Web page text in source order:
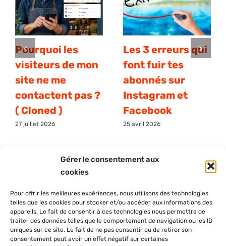
Gérer le consentement aux
cookies
Pour offrir les meilleures expériences, nous utilisons des technologies
telles que les cookies pour stocker et/ou accéder aux informations des
appareils. Le fait de consentir à ces technologies nous permettra de
traiter des données telles que le comportement de navigation ou les ID
uniques sur ce site. Le fait de ne pas consentir ou de retirer son
consentement peut avoir un effet négatif sur certaines
pro
et
comptes
professionnels
Pourquoi les
visiteurs de mon
site ne me
contactent pas ?
( Cloned )
27 juillet 2026
Les 3 erreurs qui
font fuir tes
abonnés sur
Instagram et
Facebook
25 avril 2026